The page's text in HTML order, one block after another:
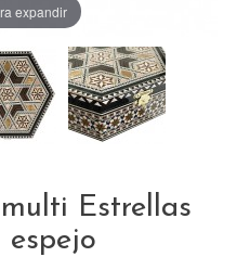
expandir
Estrellas
espejo